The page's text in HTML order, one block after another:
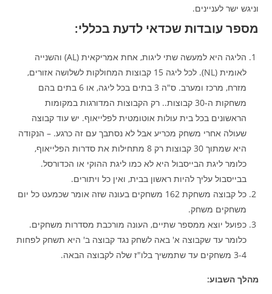
וניגש ישר לעניינים.
מספר עובדות שכדאי לדעת בכללי:
הליגה היא למעשה שתי ליגות, אחת אמריקאית (AL) והשנייה
לאומית (NL). לכל ליגה 15 קבוצות המחולקות לשלושה אזורים,
מזרח, מרכז ומערב. ס"ה 3 בתים בכל ליגה, או 6 בתים בהם
משחקות ה-30 קבוצות.. רק הקבוצות המדורגות במקומות
הראשונים בכל בית עולות אוטומטית לפלייאוף. יש עוד קבוצה
שעולה אחרי משחק מכריע אבל לא נסתבך עם זה כרגע. – הנקודה
היא שמתוך 30 קבוצות רק 8 מתחילות את סדרות הפלייאוף,
כלומר ליגת הבייסבול היא לא כמו ליגת ההוקי או הכדורסל.
בבייסבול עליך להיות ראשון בבית, ואין כל ויתורים.
כל קבוצה משחקת 162 משחקים בעונה שזה אומר שכמעט כל יום
משחקים משחק.
כפועל יוצא ממספר שתיים, העונה מורכבת מסדרות משחקים.
כלומר עד שקבוצה א' באה לשחק נגד קבוצה ב' היא תשחק לפחות
3-4 משחקים עד שתמשיך בלו"ז שלה לקבוצה הבאה.
מהלך השבוע: